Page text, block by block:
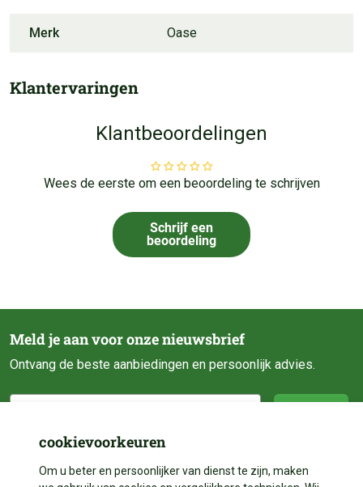
Merk Oase
Klantervaringen
Klantbeoordelingen
Wees de eerste om een beoordeling te schrijven
Schrijf een
beoordeling
Meld je aan voor onze nieuwsbrief
Ontvang de beste aanbiedingen en persoonlijk advies.
E-mail
Klantenservice
cookievoorkeuren
Om u beter en persoonlijker van dienst te zijn, maken